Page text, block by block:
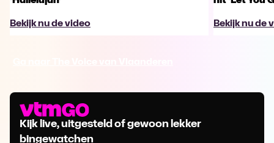
Bekijk nu de video Bekijk nu de
Kijk live, uitgesteld of gewoon lekker
bingewatchen